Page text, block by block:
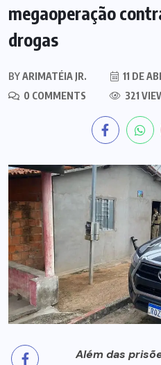
megaoperação
drogas
BYARIMATÉIA JR.
11 DE
0 COMMENTS
321
Além das